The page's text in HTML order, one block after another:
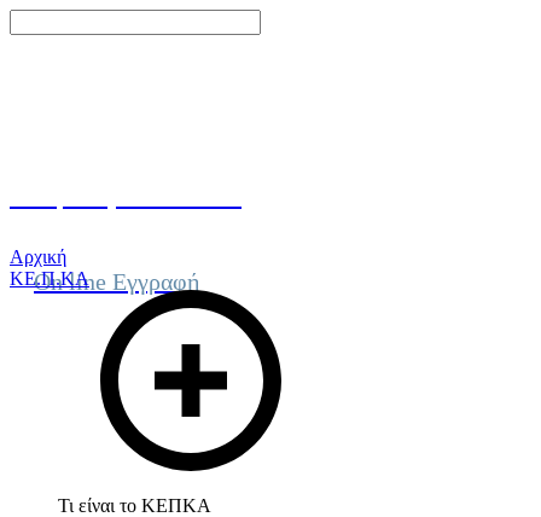
On line Εγγραφή
Αρχική
ΚΕ.Π.ΚΑ
Τι είναι το ΚΕΠΚΑ